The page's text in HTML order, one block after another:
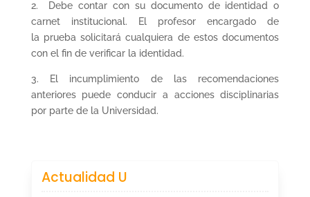
2. Debe contar con su documento de identidad o
carnet institucional. El profesor encargado de
la prueba solicitará cualquiera de estos documentos
con el fin de verificar la identidad.
3. El incumplimiento de las recomendaciones
anteriores puede conducir a acciones disciplinarias
por parte de la Universidad.
Actualidad U